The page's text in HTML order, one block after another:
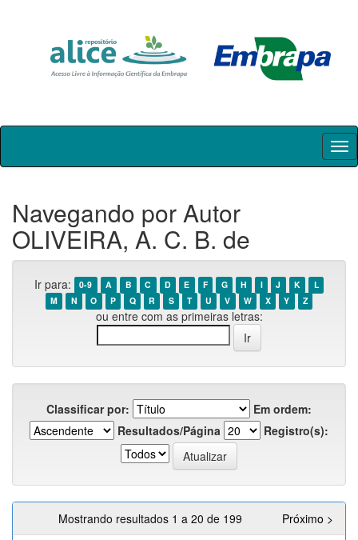
Skip
Navegando por Autor
OLIVEIRA, A. C. B. de
Ir para: 0-9 A B C D E F G H I J K
L
M
N O P Q R S T U V W X Y Z
ou entre com as primeiras letras:
Classificar por:
Em ordem:
Resultados/Página
Registro(s):
Mostrando resultados 1 a 20 de 199
Próximo >